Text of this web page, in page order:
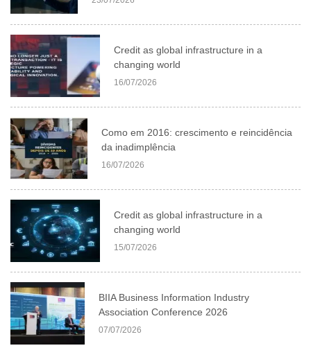
Credit as global infrastructure in a
changing world
16/07/2026
Como em 2016: crescimento e reincidência
da inadimplência
16/07/2026
Credit as global infrastructure in a
changing world
15/07/2026
BIIA Business Information Industry
Association Conference 2026
07/07/2026